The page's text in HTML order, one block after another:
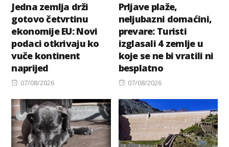
Jedna zemlja drži
gotovo četvrtinu
ekonomije EU: Novi
podaci otkrivaju ko
vuče kontinent
naprijed
Posted
07/08/2026
Prljave plaže,
neljubazni domaćini,
prevare: Turisti
izglasali 4 zemlje u
koje se ne bi vratili ni
besplatno
Posted
07/08/2026